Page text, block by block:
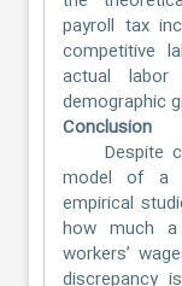
payroll tax
competitive
actual labor
demographic
Conclusion
Despite
model of a
empirical
how much
workers’
discrepancy